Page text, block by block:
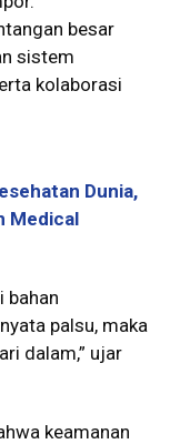
besar
sistem
kolaborasi
Dunia,
Medical
bahan
palsu, maka
dalam,” ujar
keamanan